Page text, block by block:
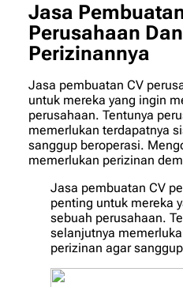
Jasa
Perusahaan
Perizinannya
Jasa pembuatan CV
untuk mereka yang ingin
perusahaan. Tentunya
memerlukan terdapatnya
sanggup beroperasi.
memerlukan perizinan
Jasa pembuatan CV
penting untuk mereka
sebuah perusahaan.
selanjutnya
perizinan agar